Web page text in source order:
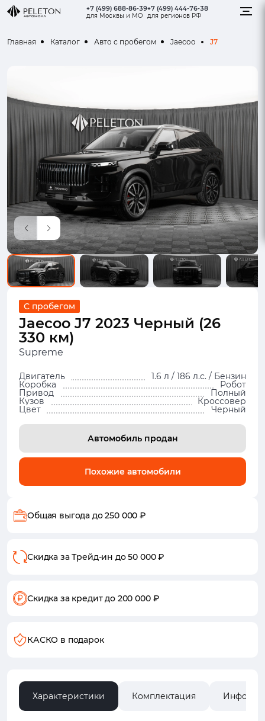
+7 (499) 688-86-39
для Москвы и МО
+7 (499) 444-76-38
для регионов РФ
Главная Каталог Авто с пробегом Jaecoo J7
С пробегом
Jaecoo J7 2023 Черный (26
330 км)
Supreme
Двигатель 1.6 л / 186 л.с. / Бензин
Коробка Робот
Привод Полный
Кузов Кроссовер
Цвет Черный
Автомобиль продан
Похожие автомобили
Общая выгода до 250 000 ₽
Скидка за Трейд-ин до 50 000 ₽
Скидка за кредитдо 200 000 ₽
КАСКО в подарок
Характеристики Комплектация